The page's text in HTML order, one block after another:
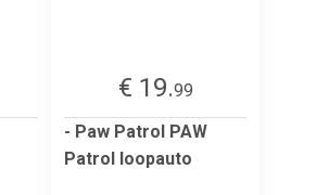
€ 19.99
- Paw Patrol PAW
Patrol loopauto